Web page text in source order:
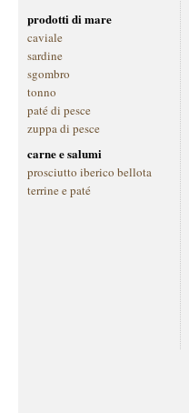
prodotti di mare
caviale
sardine
sgombro
tonno
paté di pesce
zuppa di pesce
carne e salumi
prosciutto iberico bellota
terrine e paté